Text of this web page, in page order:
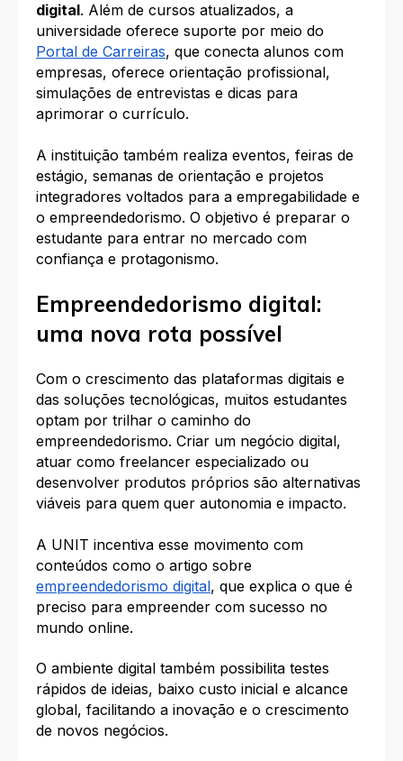
digital. Além de cursos atualizados, a
universidade oferece suporte por meio do
Portal de Carreiras, que conecta alunos com
empresas, oferece orientação profissional,
simulações de entrevistas e dicas para
aprimorar o currículo.
A instituição também realiza eventos, feiras de
estágio, semanas de orientação e projetos
integradores voltados para a empregabilidade e
o empreendedorismo. O objetivo é preparar o
estudante para entrar no mercado com
confiança e protagonismo.
Empreendedorismo digital:
uma nova rota possível
Com o crescimento das plataformas digitais e
das soluções tecnológicas, muitos estudantes
optam por trilhar o caminho do
empreendedorismo. Criar um negócio digital,
atuar como freelancer especializado ou
desenvolver produtos próprios são alternativas
viáveis para quem quer autonomia e impacto.
A UNIT incentiva esse movimento com
conteúdos como o artigo sobre
empreendedorismo digital, que explica o que é
preciso para empreender com sucesso no
mundo online.
O ambiente digital também possibilita testes
rápidos de ideias, baixo custo inicial e alcance
global, facilitando a inovação e o crescimento
de novos negócios.